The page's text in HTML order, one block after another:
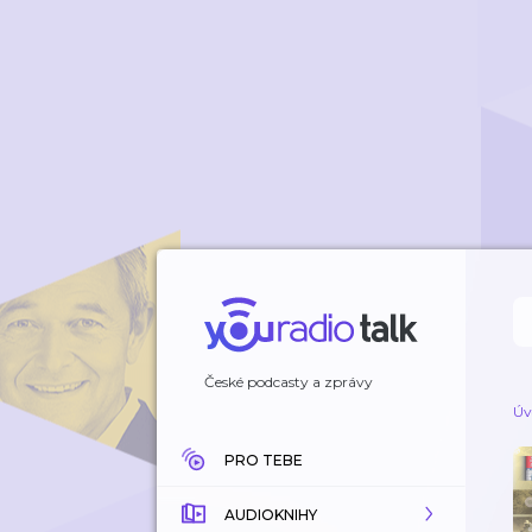
České podcasty a zprávy
PRO TEBE
AUDIOKNIHY